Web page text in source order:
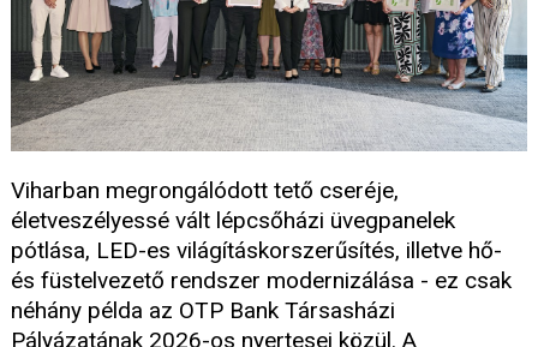
Viharban megrongálódott tető cseréje,
életveszélyessé vált lépcsőházi üvegpanelek
pótlása, LED-es világításkorszerűsítés, illetve hő-
és füstelvezető rendszer modernizálása - ez csak
néhány példa az OTP Bank Társasházi
Pályázatának 2026-os nyertesei közül. A